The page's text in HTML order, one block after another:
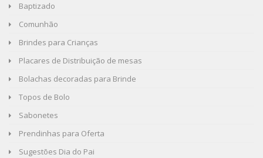
Baptizado
Comunhão
Brindes para Crianças
Placares de Distribuição de mesas
Bolachas decoradas para Brinde
Topos de Bolo
Sabonetes
Prendinhas para Oferta
Sugestões Dia do Pai